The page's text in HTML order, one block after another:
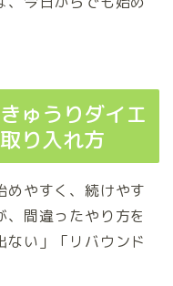
ゅうりダイエ
り入れ方
めやすく、続けやす
、間違ったやり方を
ない」「リバウンド